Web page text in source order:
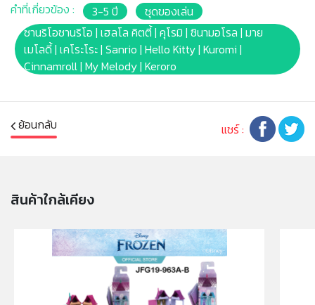
คำเตือน/ข้อห้าม:
ห้ามแยกชิ้นส่วนออกจากกัน ชิ้นส่วนมีขนาดเล็ก เด็กควรใช้
งานในการดูแลของผู้ปกครอง หรือผู้เชี่ยวชาญ ไม่นำเข้าจมูก
และขว้างปา
คำที่เกี่ยวข้อง : 3-5 ปี
ชุดของเล่น
ซานริโอซานริโอ | เฮลโล คิตตี้ | คุโรมิ | ซินามอโรล | มาย
เมโลดี้ | เคโระโระ | Sanrio | Hello Kitty | Kuromi |
Cinnamroll | My Melody | Keroro
ย้อนกลับ แชร์ :
สินค้าใกล้เคียง